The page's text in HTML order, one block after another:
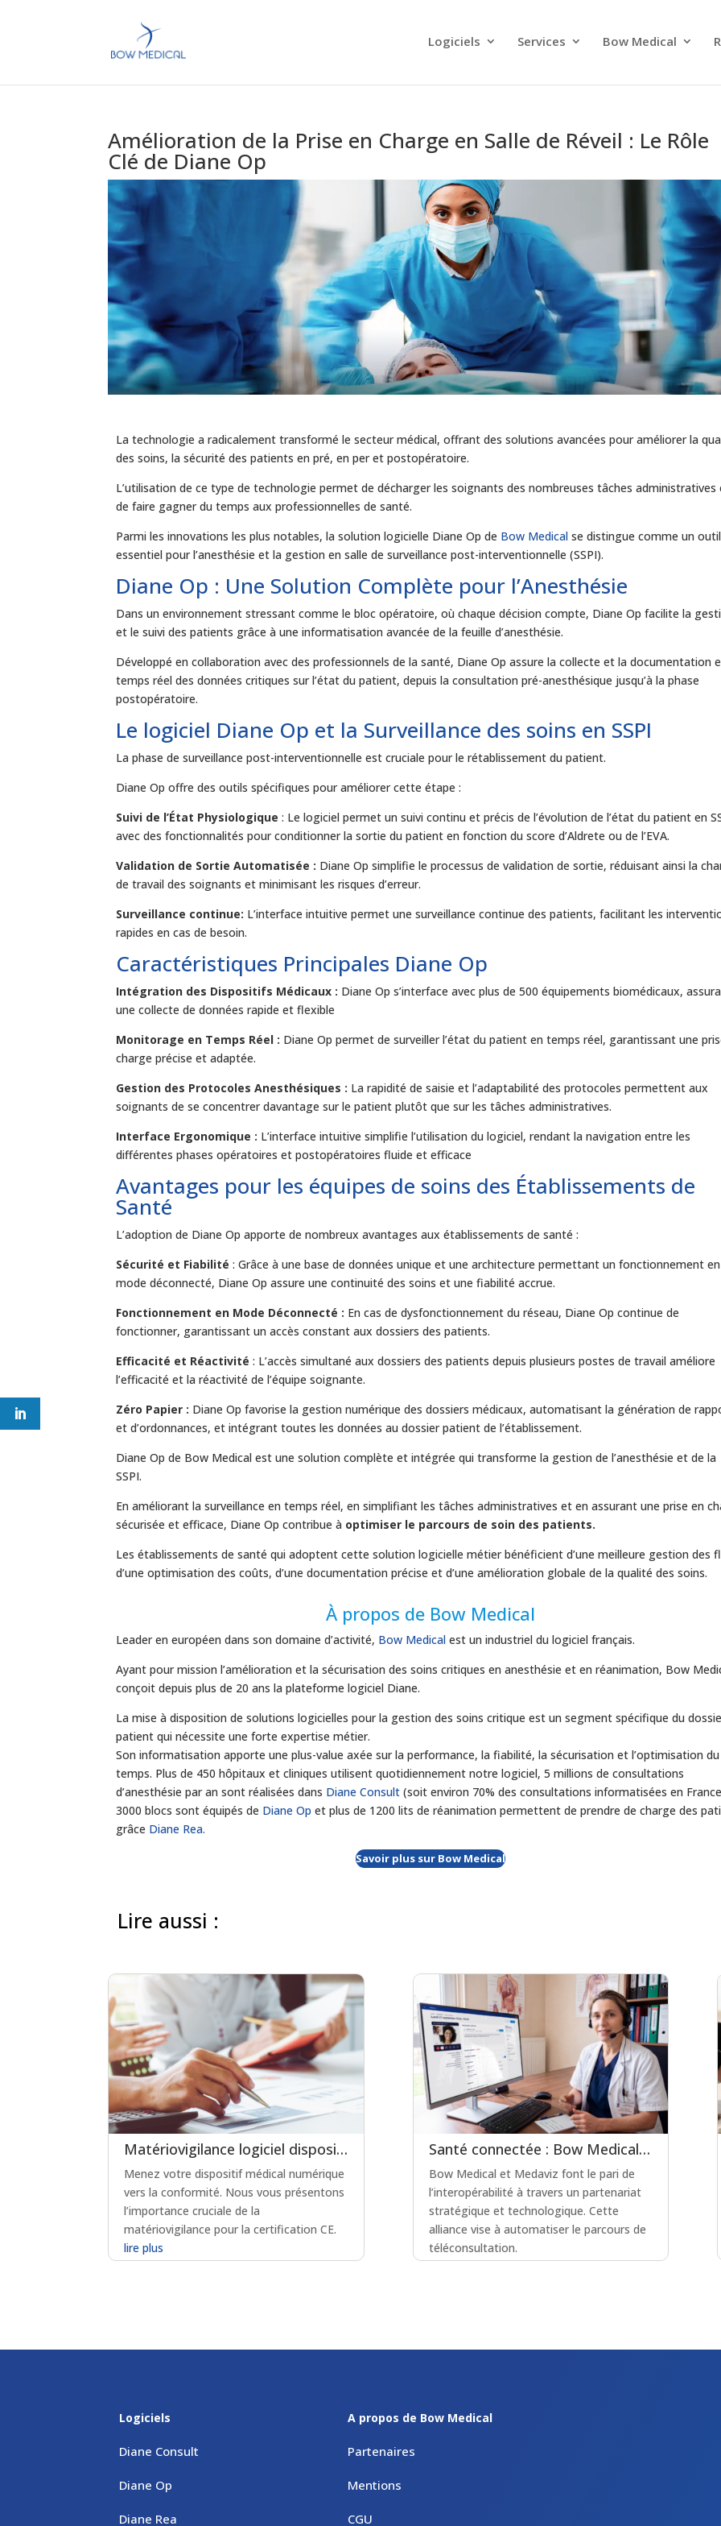
Logiciels Services Bow Medical
Amélioration de la Prise en Charge en Salle de Réveil : Le Rôle
Clé de Diane Op
La technologie a radicalement transformé le secteur médical, offrant des solutions avancées pour améliorer la
des soins, la sécurité des patients en pré, en per et postopératoire.
L’utilisation de ce type de technologie permet de décharger les soignants des nombreuses tâches administratives
de faire gagner du temps aux professionnelles de santé.
Parmi les innovations les plus notables, la solution logicielle Diane Op de Bow Medical se distingue comme un outil
essentiel pour l’anesthésie et la gestion en salle de surveillance post-interventionnelle (SSPI).
Diane Op : Une Solution Complète pour l’Anesthésie
Dans un environnement stressant comme le bloc opératoire, où chaque décision compte, Diane Op facilite la
et le suivi des patients grâce à une informatisation avancée de la feuille d’anesthésie.
Développé en collaboration avec des professionnels de la santé, Diane Op assure la collecte et la documentation
temps réel des données critiques sur l’état du patient, depuis la consultation pré-anesthésique jusqu’à la phase
postopératoire.
Le logiciel Diane Op et la Surveillance des soins en SSPI
La phase de surveillance post-interventionnelle est cruciale pour le rétablissement du patient.
Diane Op offre des outils spécifiques pour améliorer cette étape :
Suivi de l’État Physiologique : Le logiciel permet un suivi continu et précis de l’évolution de l’état du patient en
avec des fonctionnalités pour conditionner la sortie du patient en fonction du score d’Aldrete ou de l’EVA.
Validation de Sortie Automatisée : Diane Op simplifie le processus de validation de sortie, réduisant ainsi la
de travail des soignants et minimisant les risques d’erreur.
Surveillance continue: L’interface intuitive permet une surveillance continue des patients, facilitant les
rapides en cas de besoin.
Caractéristiques Principales Diane Op
Intégration des Dispositifs Médicaux : Diane Op s’interface avec plus de 500 équipements biomédicaux,
une collecte de données rapide et flexible
Monitorage en Temps Réel : Diane Op permet de surveiller l’état du patient en temps réel, garantissant une
charge précise et adaptée.
Gestion des Protocoles Anesthésiques : La rapidité de saisie et l’adaptabilité des protocoles permettent aux
soignants de se concentrer davantage sur le patient plutôt que sur les tâches administratives.
Interface Ergonomique : L’interface intuitive simplifie l’utilisation du logiciel, rendant la navigation entre les
différentes phases opératoires et postopératoires fluide et efficace
Avantages pour les équipes de soins des Établissements de
Santé
L’adoption de Diane Op apporte de nombreux avantages aux établissements de santé :
Sécurité et Fiabilité : Grâce à une base de données unique et une architecture permettant un fonctionnement en
mode déconnecté, Diane Op assure une continuité des soins et une fiabilité accrue.
Fonctionnement en Mode Déconnecté : En cas de dysfonctionnement du réseau, Diane Op continue de
fonctionner, garantissant un accès constant aux dossiers des patients.
Efficacité et Réactivité : L’accès simultané aux dossiers des patients depuis plusieurs postes de travail améliore
l’efficacité et la réactivité de l’équipe soignante.
Zéro Papier : Diane Op favorise la gestion numérique des dossiers médicaux, automatisant la génération de
et d’ordonnances, et intégrant toutes les données au dossier patient de l’établissement.
Diane Op de Bow Medical est une solution complète et intégrée qui transforme la gestion de l’anesthésie et de la
SSPI.
En améliorant la surveillance en temps réel, en simplifiant les tâches administratives et en assurant une prise en
sécurisée et efficace, Diane Op contribue à optimiser le parcours de soin des patients.
Les établissements de santé qui adoptent cette solution logicielle métier bénéficient d’une meilleure gestion des
d’une optimisation des coûts, d’une documentation précise et d’une amélioration globale de la qualité des soins.
À propos de Bow Medical
Leader en européen dans son domaine d’activité, Bow Medicalest un industriel du logiciel français.
Ayant pour mission l’amélioration et la sécurisation des soins critiques en anesthésie et en réanimation, Bow
conçoit depuis plus de 20 ans la plateforme logiciel Diane.
La mise à disposition de solutions logicielles pour la gestion des soins critique est un segment spécifique du
patient qui nécessite une forte expertise métier.
Son informatisation apporte une plus-value axée sur la performance, la fiabilité, la sécurisation et l’optimisation du
temps. Plus de 450 hôpitaux et cliniques utilisent quotidiennement notre logiciel, 5 millions de consultations
d’anesthésie par an sont réalisées dans Diane Consult (soit environ 70% des consultations informatisées en
3000 blocs sont équipés de Diane Op et plus de 1200 lits de réanimation permettent de prendre de charge des
grâce Diane Rea.
Savoir plus sur Bow Medical
Lire aussi :
Matériovigilance logiciel dispositif médical : un levier clé pour la certification en soins critiques
Menez votre dispositif médical numérique
vers la conformité. Nous vous présentons
l’importance cruciale de la
matériovigilance pour la certification CE.
lire plus
Santé connectée : Bow Medical et Medaviz scellent une alliance technologique
Bow Medical et Medaviz font le pari de
l’interopérabilité à travers un partenariat
stratégique et technologique. Cette
alliance vise à automatiser le parcours de
téléconsultation.
lire plus
Logiciels
Diane Consult
Diane Op
Diane Rea
A propos de Bow Medical
Partenaires
Mentions
CGU